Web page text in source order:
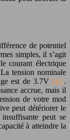
de potentiel
simples, il s’agit
courant électrique
tension nominale
est de 3.7V [1] .
accrue, mais il
de votre mod
peut détériorer le
peut se
à atteindre la